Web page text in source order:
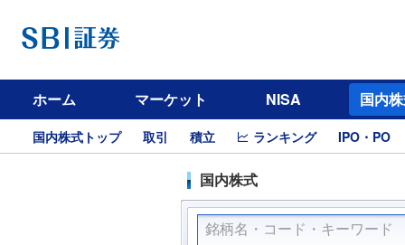
ホーム マーケット NISA 国内
国内株式トップ 取引 積立 ランキング IPO・PO
国内株式